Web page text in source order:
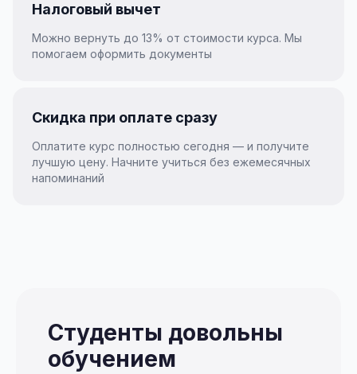
Налоговый вычет
Можно вернуть до 13% от стоимости курса. Мы
помогаем оформить документы
Скидка при оплате сразу
Оплатите курс полностью сегодня — и получите
лучшую цену. Начните учиться без ежемесячных
напоминаний
Студенты довольны
обучением